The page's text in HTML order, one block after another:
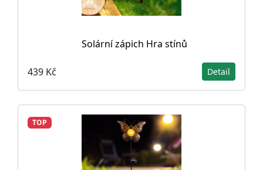
Solární zápich Hra stínů
439 Kč Detail
TOP